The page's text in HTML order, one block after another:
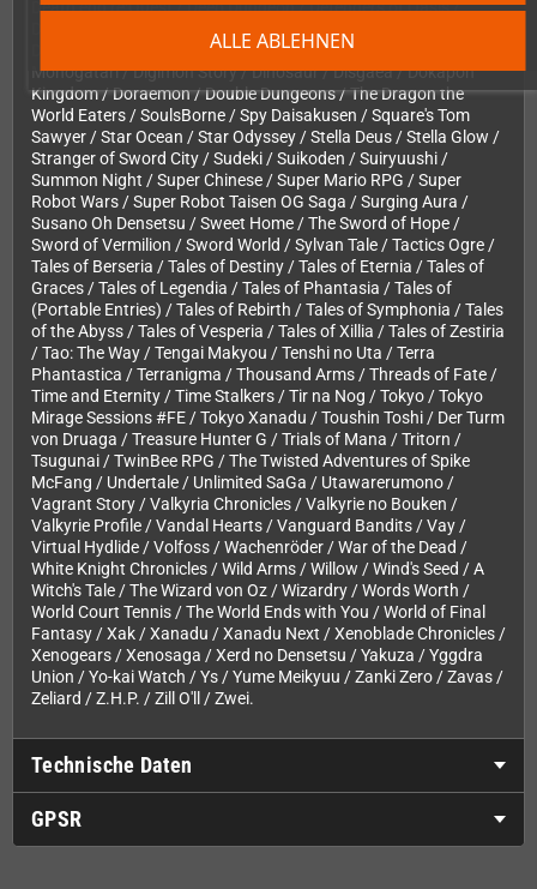
ALLE ABLEHNEN
Death end re;Quest / Deep Dungeon / Defenders of Oasis /
Demikids / DeSpiria / Destiny of an Emperor / Devil Children /
Devil Survivor / Devil Summoner / Digan no Maseki / Digital Devil
Monogatari / Digimon Story / Dinosaur / Disgaea / Dokapon
Kingdom / Doraemon / Double Dungeons / The Dragon the
World Eaters / SoulsBorne / Spy Daisakusen / Square's Tom
Sawyer / Star Ocean / Star Odyssey / Stella Deus / Stella Glow /
Stranger of Sword City / Sudeki / Suikoden / Suiryuushi /
Summon Night / Super Chinese / Super Mario RPG / Super
Robot Wars / Super Robot Taisen OG Saga / Surging Aura /
Susano Oh Densetsu / Sweet Home / The Sword of Hope /
Sword of Vermilion / Sword World / Sylvan Tale / Tactics Ogre /
Tales of Berseria / Tales of Destiny / Tales of Eternia / Tales of
Graces / Tales of Legendia / Tales of Phantasia / Tales of
(Portable Entries) / Tales of Rebirth / Tales of Symphonia / Tales
of the Abyss / Tales of Vesperia / Tales of Xillia / Tales of Zestiria
/ Tao: The Way / Tengai Makyou / Tenshi no Uta / Terra
Phantastica / Terranigma / Thousand Arms / Threads of Fate /
Time and Eternity / Time Stalkers / Tir na Nog / Tokyo / Tokyo
Mirage Sessions #FE / Tokyo Xanadu / Toushin Toshi / Der Turm
von Druaga / Treasure Hunter G / Trials of Mana / Tritorn /
Tsugunai / TwinBee RPG / The Twisted Adventures of Spike
McFang / Undertale / Unlimited SaGa / Utawarerumono /
Vagrant Story / Valkyria Chronicles / Valkyrie no Bouken /
Valkyrie Profile / Vandal Hearts / Vanguard Bandits / Vay /
Virtual Hydlide / Volfoss / Wachenröder / War of the Dead /
White Knight Chronicles / Wild Arms / Willow / Wind's Seed / A
Witch's Tale / The Wizard von Oz / Wizardry / Words Worth /
World Court Tennis / The World Ends with You / World of Final
Fantasy / Xak / Xanadu / Xanadu Next / Xenoblade Chronicles /
Xenogears / Xenosaga / Xerd no Densetsu / Yakuza / Yggdra
Union / Yo-kai Watch / Ys / Yume Meikyuu / Zanki Zero / Zavas /
Zeliard / Z.H.P. / Zill O'll / Zwei.
Technische Daten
GPSR